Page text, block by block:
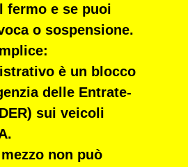
fermo e se puoi
o sospensione.
è un blocco
delle Entrate-
sui veicoli
non può